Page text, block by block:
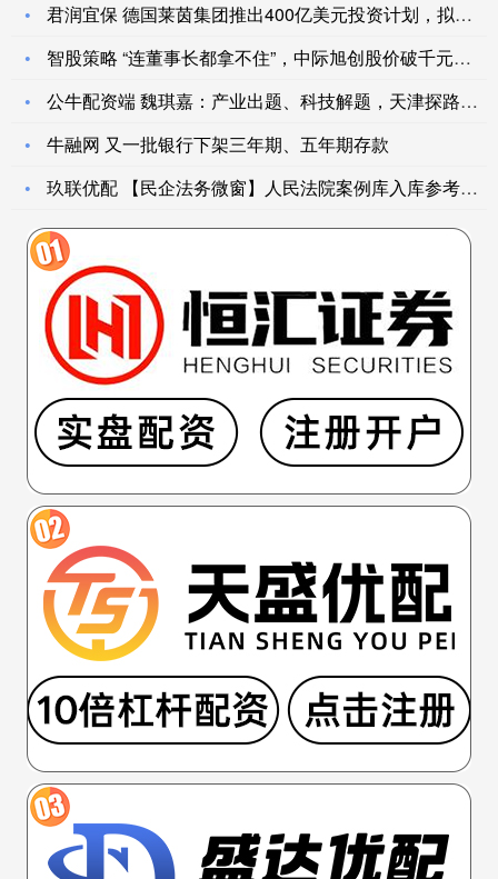
君润宜保 德国莱茵集团推出400亿美元投资计划，拟大举投资美
智股策略 “连董事长都拿不住”，中际旭创股价破千元，董事长提
公牛配资端 魏琪嘉：产业出题、科技解题，天津探路双向赋能丨活
牛融网 又一批银行下架三年期、五年期存款
玖联优配 【民企法务微窗】人民法院案例库入库参考案例：网络直